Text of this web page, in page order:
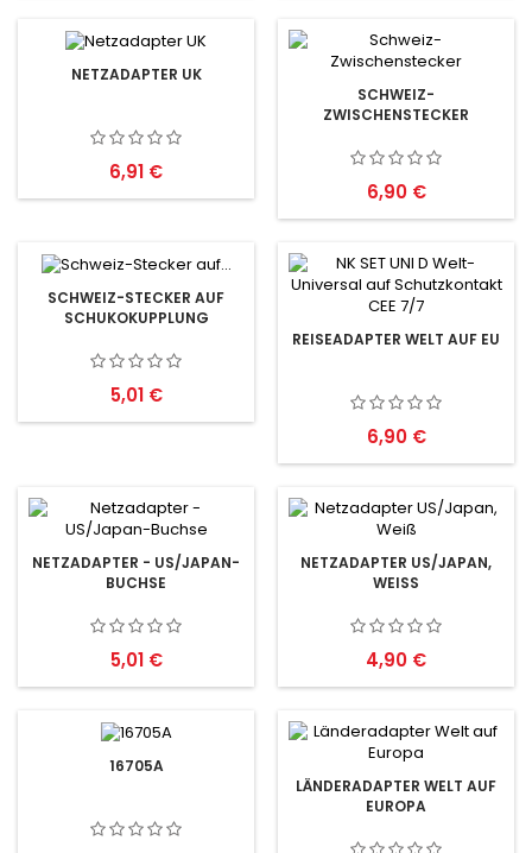
NETZADAPTER UK
Preis
6,91 €
SCHWEIZ-
ZWISCHENSTECKER
Preis
6,90 €
SCHWEIZ-STECKER AUF
SCHUKOKUPPLUNG
Preis
5,01 €
REISEADAPTER WELT AUF EU
Preis
6,90 €
NETZADAPTER - US/JAPAN-
BUCHSE
Preis
5,01 €
NETZADAPTER US/JAPAN,
WEISS
Preis
4,90 €
16705A
LÄNDERADAPTER WELT AUF
EUROPA